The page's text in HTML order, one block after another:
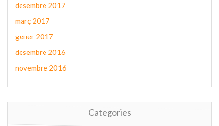
desembre 2017
març 2017
gener 2017
desembre 2016
novembre 2016
Categories